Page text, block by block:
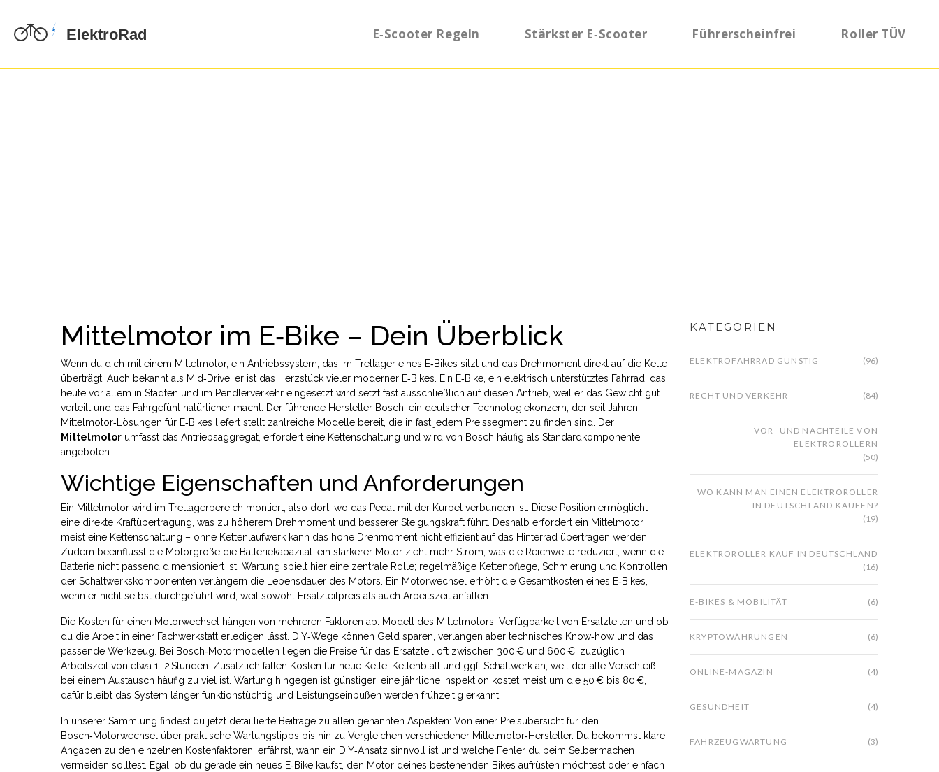
E‑Scooter Regeln Stärkster E‑Scooter Führerscheinfrei Roller TÜV
Mittelmotor im E‑Bike – Dein Überblick
Wenn du dich mit einem Mittelmotor, ein Antriebssystem, das im Tretlager eines E‑Bikes sitzt und das Drehmoment direkt auf die Kette
überträgt . Auch bekannt als Mid‑Drive , er ist das Herzstück vieler moderner E‑Bikes. Ein E‑Bike ein elektrisch unterstütztes Fahrrad, das
heute vor allem in Städten und im Pendlerverkehr eingesetzt wird setzt fast ausschließlich auf diesen Antrieb, weil er das Gewicht gut
verteilt und das Fahrgefühl natürlicher macht. Der führende Hersteller Bosch ein deutscher Technologiekonzern, der seit Jahren
Mittelmotor‑Lösungen für E‑Bikes liefert stellt zahlreiche Modelle bereit, die in fast jedem Preissegment zu finden sind. Der
Mittelmotor umfasst das Antriebsaggregat, erfordert eine Kettenschaltung und wird von Bosch häufig als Standardkomponente
angeboten.
Wichtige Eigenschaften und Anforderungen
Ein Mittelmotor wird im Tretlagerbereich montiert, also dort, wo das Pedal mit der Kurbel verbunden ist. Diese Position ermöglicht
eine direkte Kraftübertragung, was zu höherem Drehmoment und besserer Steigungskraft führt. Deshalb erfordert ein Mittelmotor
meist eine Kettenschaltung – ohne Kettenlaufwerk kann das hohe Drehmoment nicht effizient auf das Hinterrad übertragen werden.
Zudem beeinflusst die Motorgröße die Batteriekapazität: ein stärkerer Motor zieht mehr Strom, was die Reichweite reduziert, wenn die
Batterie nicht passend dimensioniert ist. Wartung spielt hier eine zentrale Rolle; regelmäßige Kettenpflege, Schmierung und Kontrollen
der Schaltwerkskomponenten verlängern die Lebensdauer des Motors. Ein Motorwechsel erhöht die Gesamtkosten eines E‑Bikes,
wenn er nicht selbst durchgeführt wird, weil sowohl Ersatzteilpreis als auch Arbeitszeit anfallen.
Die Kosten für einen Motorwechsel hängen von mehreren Faktoren ab: Modell des Mittelmotors, Verfügbarkeit von Ersatzteilen und ob
du die Arbeit in einer Fachwerkstatt erledigen lässt. DIY‑Wege können Geld sparen, verlangen aber technisches Know‑how und das
passende Werkzeug. Bei Bosch‑Motormodellen liegen die Preise für das Ersatzteil oft zwischen 300 € und 600 €, zuzüglich
Arbeitszeit von etwa 1–2 Stunden. Zusätzlich fallen Kosten für neue Kette, Kettenblatt und ggf. Schaltwerk an, weil der alte Verschleiß
bei einem Austausch häufig zu viel ist. Wartung hingegen ist günstiger: eine jährliche Inspektion kostet meist um die 50 € bis 80 €,
dafür bleibt das System länger funktionstüchtig und Leistungseinbußen werden frühzeitig erkannt.
In unserer Sammlung findest du jetzt detaillierte Beiträge zu allen genannten Aspekten: Von einer Preisübersicht für den
Bosch‑Motorwechsel über praktische Wartungstipps bis hin zu Vergleichen verschiedener Mittelmotor‑Hersteller. Du bekommst klare
Angaben zu den einzelnen Kostenfaktoren, erfährst, wann ein DIY‑Ansatz sinnvoll ist und welche Fehler du beim Selbermachen
vermeiden solltest. Egal, ob du gerade ein neues E‑Bike kaufst, den Motor deines bestehenden Bikes aufrüsten möchtest oder einfach
KATEGORIEN
ELEKTROFAHRRAD GÜNSTIG (96)
RECHT UND VERKEHR (84)
VOR- UND NACHTEILE VON
ELEKTROROLLERN
(50)
WO KANN MAN EINEN ELEKTROROLLER
IN DEUTSCHLAND KAUFEN?
(19)
ELEKTROROLLER KAUF IN DEUTSCHLAND
(16)
E-BIKES & MOBILITÄT (6)
KRYPTOWÄHRUNGEN (6)
ONLINE-MAGAZIN (4)
GESUNDHEIT (4)
FAHRZEUGWARTUNG (3)